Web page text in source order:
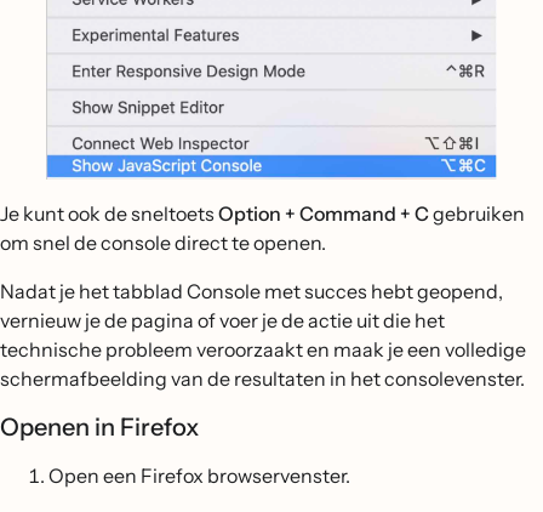
Je kunt ook de sneltoets Option + Command + Cgebruiken
om snel de console direct te openen.
Nadat je het tabblad Console met succes hebt geopend,
vernieuw je de pagina of voer je de actie uit die het
technische probleem veroorzaakt en maak je een volledige
schermafbeelding van de resultaten in het consolevenster.
Openen in Firefox
Open een Firefox browservenster.